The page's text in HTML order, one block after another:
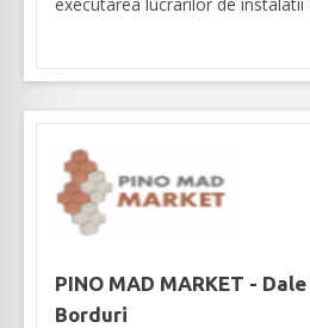
executarea lucrarilor de instalatii
PINO MAD MARKET -
Borduri